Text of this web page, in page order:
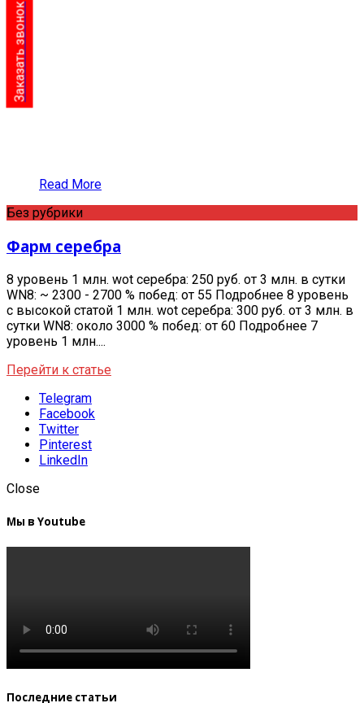
Read More
Без рубрики
Фарм серебра
8 уровень 1 млн. wot серебра: 250 руб. от 3 млн. в сутки
WN8: ~ 2300 - 2700 % побед: от 55 Подробнее 8 уровень
с высокой статой 1 млн. wot серебра: 300 руб. от 3 млн. в
сутки WN8: около 3000 % побед: от 60 Подробнее 7
уровень 1 млн....
Перейти к статье
Telegram
Facebook
Twitter
Pinterest
LinkedIn
Close
Мы в Youtube
Последние статьи
Заказать звонок